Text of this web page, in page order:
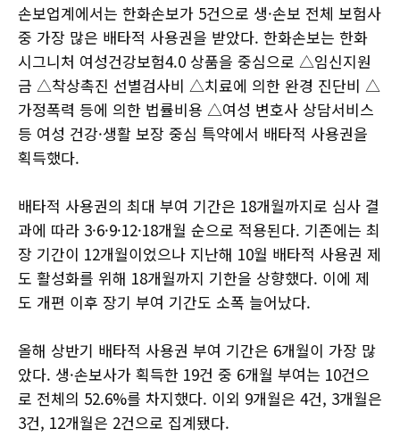
손보업계에서는 한화손보가 5건으로 생·손보 전체 보험사
중 가장 많은 배타적 사용권을 받았다. 한화손보는 한화
시그니처 여성건강보험4.0 상품을 중심으로 △임신지원
금 △착상촉진 선별검사비 △치료에 의한 완경 진단비 △
가정폭력 등에 의한 법률비용 △여성 변호사 상담서비스
등 여성 건강·생활 보장 중심 특약에서 배타적 사용권을
획득했다.
배타적 사용권의 최대 부여 기간은 18개월까지로 심사 결
과에 따라 3·6·9·12·18개월 순으로 적용된다. 기존에는 최
장 기간이 12개월이었으나 지난해 10월 배타적 사용권 제
도 활성화를 위해 18개월까지 기한을 상향했다. 이에 제
도 개편 이후 장기 부여 기간도 소폭 늘어났다.
올해 상반기 배타적 사용권 부여 기간은 6개월이 가장 많
았다. 생·손보사가 획득한 19건 중 6개월 부여는 10건으
로 전체의 52.6%를 차지했다. 이외 9개월은 4건, 3개월은
3건, 12개월은 2건으로 집계됐다.